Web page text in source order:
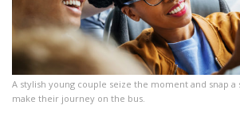
A stylish young couple seize the moment and snap
make their journey on the bus.